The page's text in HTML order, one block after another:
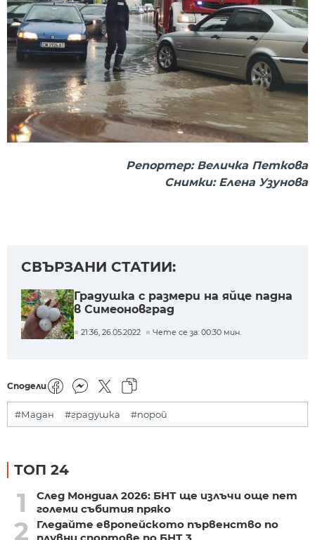
Репортер: Величка Петкова
Снимки: Елена Узунова
СВЪРЗАНИ СТАТИИ:
Градушка с размери на яйце падна
в Симеоновград
21:36, 26.05.2022 Чете се за: 00:30 мин.
Сподели
#Мадан #градушка #порой
ТОП 24
1
След Мондиал 2026: БНТ ще излъчи още пет
големи събития пряко
2
Гледайте европейското първенство по